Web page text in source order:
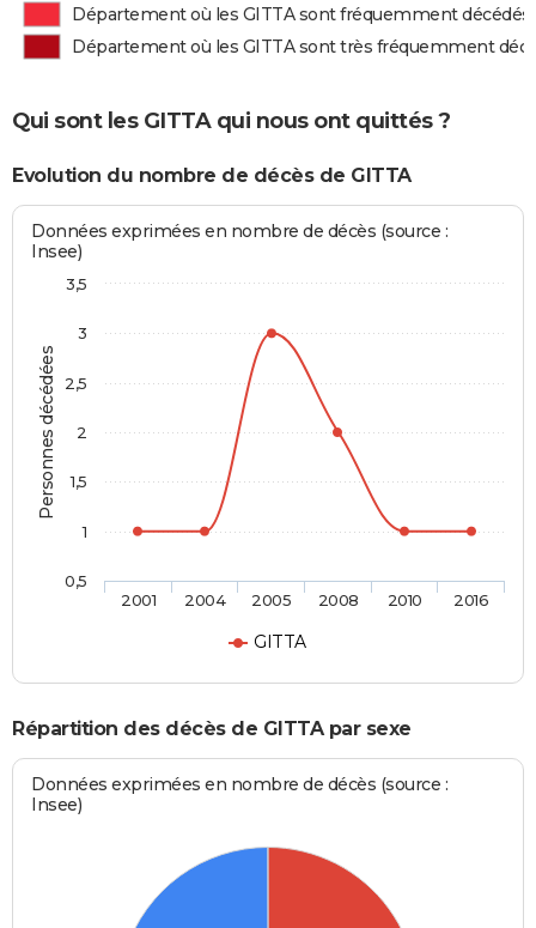
Département où les GITTA sont fréquemment décédés
Département où les GITTA sont très fréquemment
Qui sont les GITTA qui nous ont quittés ?
Evolution du nombre de décès de GITTA
Personnes décédées
Données exprimées en nombre de décès (source :
Insee)
GITTA
2001 2004 2005 2008 2010 2016
0,5
1
1,5
2
2,5
3
3,5
Répartition des décès de GITTA par sexe
Données exprimées en nombre de décès (source :
Insee)